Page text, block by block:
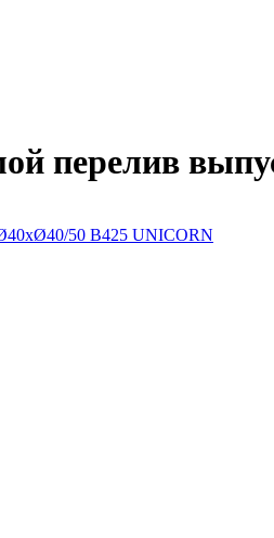
перелив